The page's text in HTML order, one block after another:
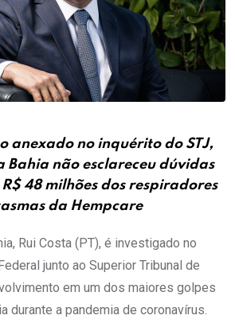
anexado no inquérito do STJ,
Bahia não esclareceu dúvidas
48 milhões dos respiradores
da Hempcare
Rui Costa (PT), é investigado no
junto ao Superior Tribunal de
em um dos maiores golpes
durante a pandemia de coronavírus.